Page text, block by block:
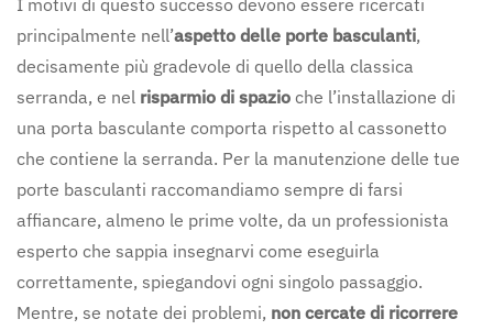
principalmente nell’aspetto delle porte basculanti,
decisamente più gradevole di quello della classica
serranda, e nel risparmio di spazio che l’installazione di
una porta basculante comporta rispetto al cassonetto
che contiene la serranda. Per la manutenzione delle tue
porte basculanti raccomandiamo sempre di farsi
affiancare, almeno le prime volte, da un professionista
esperto che sappia insegnarvi come eseguirla
correttamente, spiegandovi ogni singolo passaggio.
Mentre, se notate dei problemi, non cercate di ricorrere